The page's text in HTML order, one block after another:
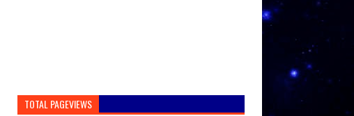
TOTAL PAGEVIEWS